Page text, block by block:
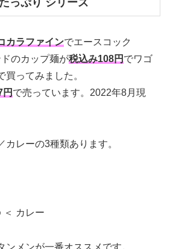
っぷり シリーズ
カラファインでエースコック
ドのカップ麺が税込み108円 でワゴ
買ってみました。
で売っています。2022年8月現
カレーの3種類あります。
＜ カレー
メンが一番オススメです。